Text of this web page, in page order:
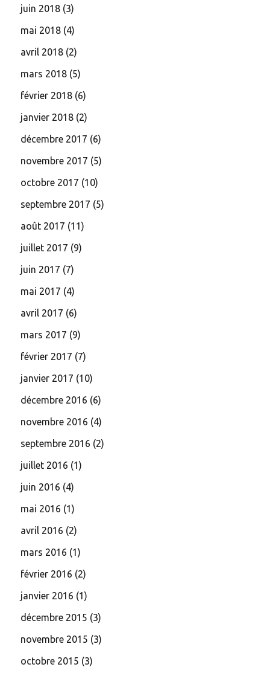
juin 2018 (3)
mai 2018 (4)
avril 2018 (2)
mars 2018 (5)
février 2018 (6)
janvier 2018 (2)
décembre 2017 (6)
novembre 2017 (5)
octobre 2017 (10)
septembre 2017 (5)
août 2017 (11)
juillet 2017 (9)
juin 2017 (7)
mai 2017 (4)
avril 2017 (6)
mars 2017 (9)
février 2017 (7)
janvier 2017 (10)
décembre 2016 (6)
novembre 2016 (4)
septembre 2016 (2)
juillet 2016 (1)
juin 2016 (4)
mai 2016 (1)
avril 2016 (2)
mars 2016 (1)
février 2016 (2)
janvier 2016 (1)
décembre 2015 (3)
novembre 2015 (3)
octobre 2015 (3)